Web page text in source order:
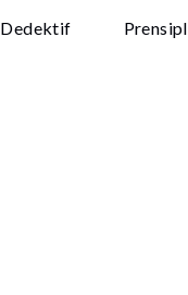
Dedektif